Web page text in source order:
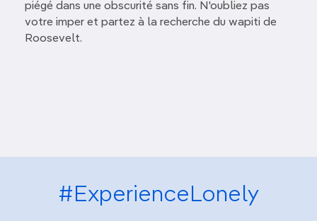
piégé dans une obscurité sans fin. N'oubliez pas
votre imper et partez à la recherche du wapiti de
Roosevelt.
#ExperienceLonely